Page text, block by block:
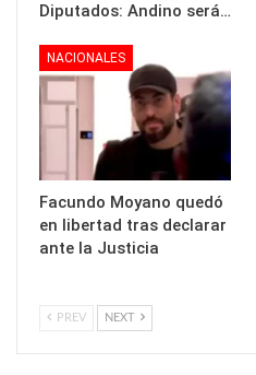
Diputados: Andino será…
NACIONALES
Facundo Moyano quedó
en libertad tras declarar
ante la Justicia
PREV NEXT